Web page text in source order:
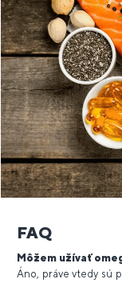
FAQ
Môžem užívať
Áno, práve vtedy sú